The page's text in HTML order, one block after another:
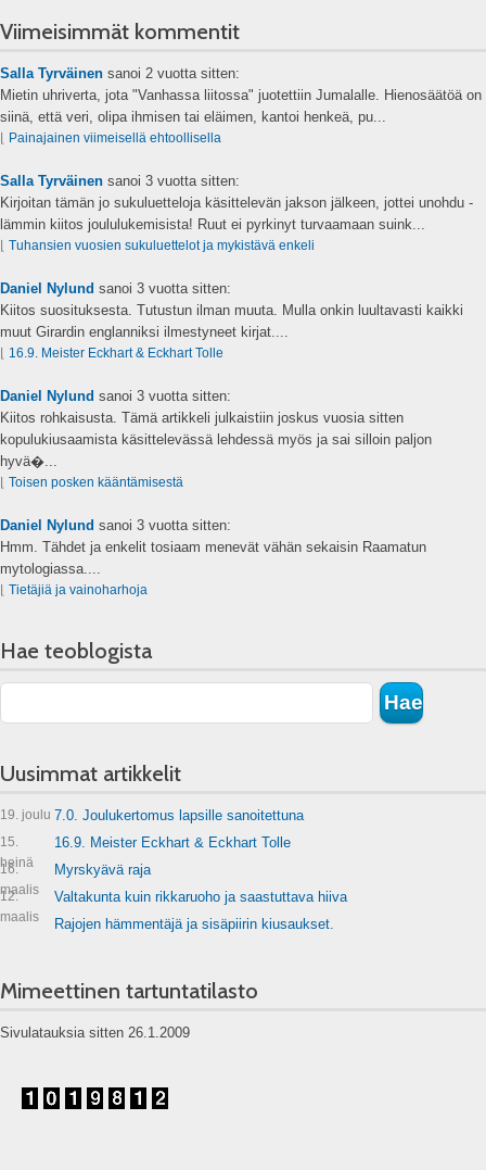
Viimeisimmät kommentit
Salla Tyrväinen sanoi 2 vuotta sitten:
Mietin uhriverta, jota "Vanhassa liitossa" juotettiin Jumalalle. Hienosäätöä on
siinä, että veri, olipa ihmisen tai eläimen, kantoi henkeä, pu...
Painajainen viimeisellä ehtoollisella
Salla Tyrväinen sanoi 3 vuotta sitten:
Kirjoitan tämän jo sukuluetteloja käsittelevän jakson jälkeen, jottei unohdu -
lämmin kiitos joululukemisista! Ruut ei pyrkinyt turvaamaan suink...
Tuhansien vuosien sukuluettelot ja mykistävä enkeli
Daniel Nylund sanoi 3 vuotta sitten:
Kiitos suosituksesta. Tutustun ilman muuta. Mulla onkin luultavasti kaikki
muut Girardin englanniksi ilmestyneet kirjat....
16.9. Meister Eckhart & Eckhart Tolle
Daniel Nylund sanoi 3 vuotta sitten:
Kiitos rohkaisusta. Tämä artikkeli julkaistiin joskus vuosia sitten
kopulukiusaamista käsittelevässä lehdessä myös ja sai silloin paljon
hyvä�...
Toisen posken kääntämisestä
Daniel Nylund sanoi 3 vuotta sitten:
Hmm. Tähdet ja enkelit tosiaam menevät vähän sekaisin Raamatun
mytologiassa....
Tietäjiä ja vainoharhoja
Hae teoblogista
Uusimmat artikkelit
19. joulu 7.0. Joulukertomus lapsille sanoitettuna
15.
heinä
16.9. Meister Eckhart & Eckhart Tolle
16.
maalis
Myrskyävä raja
12.
maalis
Valtakunta kuin rikkaruoho ja saastuttava hiiva
Rajojen hämmentäjä ja sisäpiirin kiusaukset.
Mimeettinen tartuntatilasto
Sivulatauksia sitten 26.1.2009